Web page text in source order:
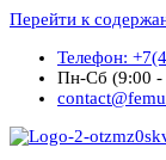
Перейти к
Телефон:
Пн-Сб (9:00 -